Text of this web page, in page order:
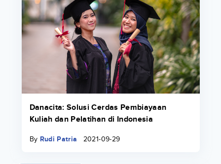
Danacita: Solusi Cerdas Pembiayaan
Kuliah dan Pelatihan di Indonesia
By Rudi Patria 2021-09-29